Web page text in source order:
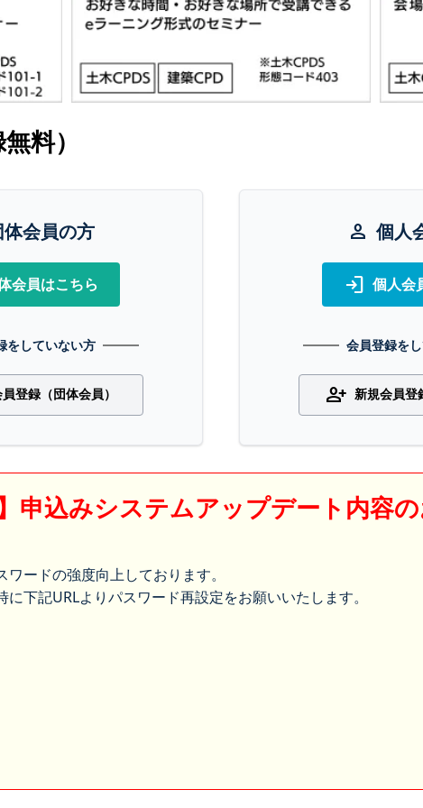
料）
体会員の方
会員はこちら
をしていない方
登録（団体会員）
person 個人
login 個人会
会員登録を
person_add 新規会員登
】申込みシステムアップデート内容
ードの強度向上しております。
下記URLよりパスワード再設定をお願いいたします。